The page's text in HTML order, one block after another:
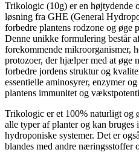
Trikologic (10g) er en højtydende
løsning fra GHE (General
forbedre plantens rodzone og øge
Denne unikke formulering består
forekommende mikroorganismer,
protozoer, der hjælper med at øge
forbedre jordens struktur og
essentielle aminosyrer, enzymer
plantens immunitet og
Trikologic er et 100% naturligt og
alle typer af planter og kan bruges
hydroponiske systemer. Det er
blandes med andre næringsstoffer